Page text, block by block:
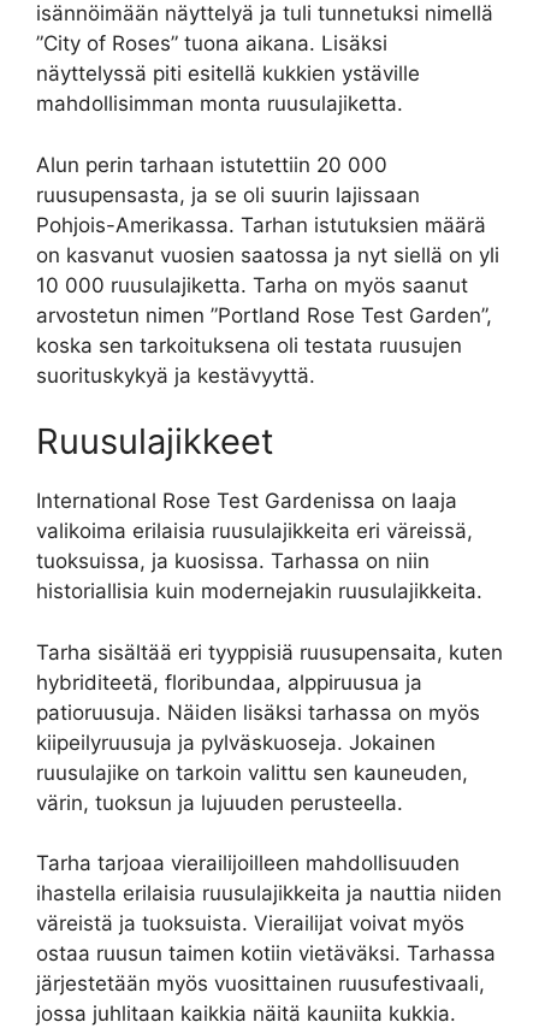
isännöimään näyttelyä ja tuli tunnetuksi nimellä
”City of Roses” tuona aikana. Lisäksi
näyttelyssä piti esitellä kukkien ystäville
mahdollisimman monta ruusulajiketta.
Alun perin tarhaan istutettiin 20 000
ruusupensasta, ja se oli suurin lajissaan
Pohjois-Amerikassa. Tarhan istutuksien määrä
on kasvanut vuosien saatossa ja nyt siellä on yli
10 000 ruusulajiketta. Tarha on myös saanut
arvostetun nimen ”Portland Rose Test Garden”,
koska sen tarkoituksena oli testata ruusujen
suorituskykyä ja kestävyyttä.
Ruusulajikkeet
International Rose Test Gardenissa on laaja
valikoima erilaisia ruusulajikkeita eri väreissä,
tuoksuissa, ja kuosissa. Tarhassa on niin
historiallisia kuin modernejakin ruusulajikkeita.
Tarha sisältää eri tyyppisiä ruusupensaita, kuten
hybriditeetä, floribundaa, alppiruusua ja
patioruusuja. Näiden lisäksi tarhassa on myös
kiipeilyruusuja ja pylväskuoseja. Jokainen
ruusulajike on tarkoin valittu sen kauneuden,
värin, tuoksun ja lujuuden perusteella.
Tarha tarjoaa vierailijoilleen mahdollisuuden
ihastella erilaisia ruusulajikkeita ja nauttia niiden
väreistä ja tuoksuista. Vierailijat voivat myös
ostaa ruusun taimen kotiin vietäväksi. Tarhassa
järjestetään myös vuosittainen ruusufestivaali,
jossa juhlitaan kaikkia näitä kauniita kukkia.